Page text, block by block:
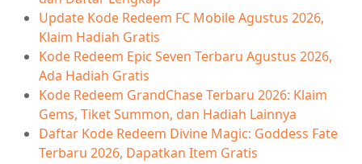
Update Kode Redeem FC Mobile Agustus 2026,
Klaim Hadiah Gratis
Kode Redeem Epic Seven Terbaru Agustus 2026,
Ada Hadiah Gratis
Kode Redeem GrandChase Terbaru 2026: Klaim
Gems, Tiket Summon, dan Hadiah Lainnya
Daftar Kode Redeem Divine Magic: Goddess Fate
Terbaru 2026, Dapatkan Item Gratis